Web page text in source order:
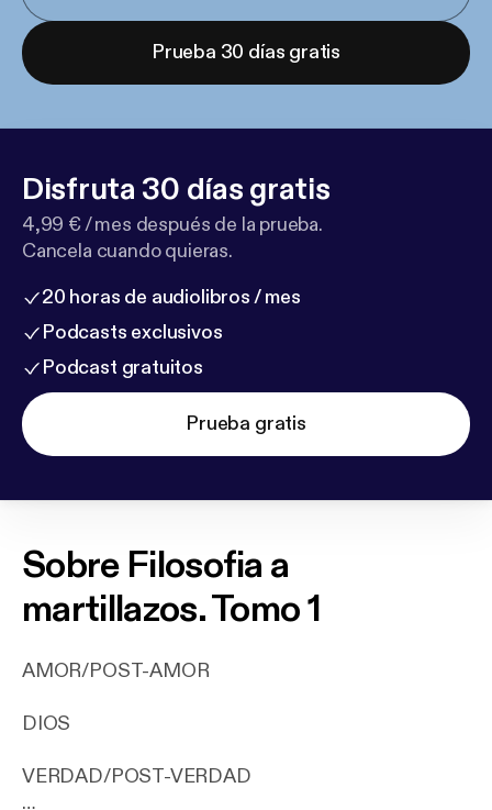
Prueba 30 días gratis
Disfruta 30 días gratis
4,99 € / mes después de la prueba.
Cancela cuando quieras.
20 horas de audiolibros / mes
Podcasts exclusivos
Podcast gratuitos
Prueba gratis
Sobre Filosofia a
martillazos. Tomo 1
AMOR/POST-AMOR
DIOS
VERDAD/POST-VERDAD